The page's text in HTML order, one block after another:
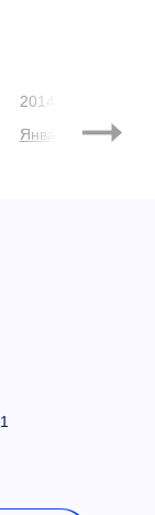
2014
Январь